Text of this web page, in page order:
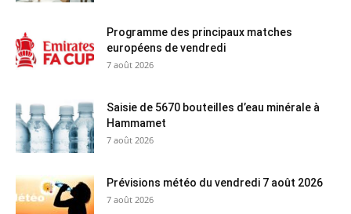
Programme des principaux matches
européens de vendredi
7 août 2026
Saisie de 5670 bouteilles d’eau minérale à
Hammamet
7 août 2026
Prévisions météo du vendredi 7 août 2026
7 août 2026